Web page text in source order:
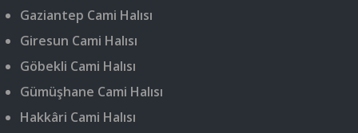
Gaziantep Cami Halısı
Giresun Cami Halısı
Göbekli Cami Halısı
Gümüşhane Cami Halısı
Hakkâri Cami Halısı